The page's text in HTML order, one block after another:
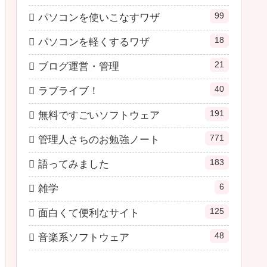
パソコンを使いこなすワザ 99
パソコンを軽くするワザ 18
ブログ運営・管理 21
ラブライブ！ 40
無料ですごいソフトウェア 191
管理人さちのお勉強ノート 771
語ってみました 183
雑学 6
面白くて便利なサイト 125
音楽系ソフトウェア 48